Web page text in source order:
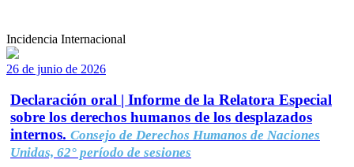
Incidencia Internacional
26 de junio de 2026
Declaración oral | Informe de la Relatora Especial
sobre los derechos humanos de los desplazados
internos. Consejo de Derechos Humanos de Naciones
Unidas, 62° período de sesiones